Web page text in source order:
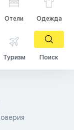
Отели Одежда
Туризм Поиск